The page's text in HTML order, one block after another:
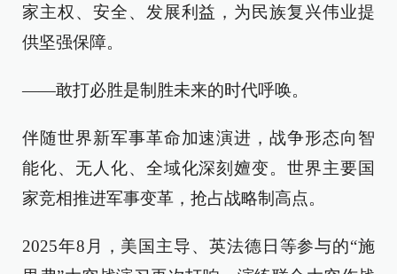
家主权、安全、发展利益，为民族复兴伟业提
供坚强保障。
——敢打必胜是制胜未来的时代呼唤。
伴随世界新军事革命加速演进，战争形态向智
能化、无人化、全域化深刻嬗变。世界主要国
家竞相推进军事变革，抢占战略制高点。
2025年8月，美国主导、英法德日等参与的“施